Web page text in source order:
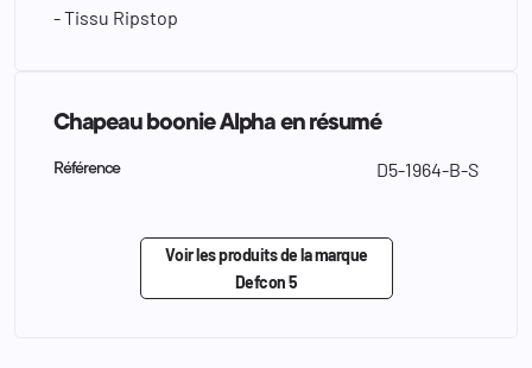
- Tissu Ripstop
Chapeau boonie Alpha en résumé
Référence D5-1964-B-S
Voir les produits de la marque
Defcon 5